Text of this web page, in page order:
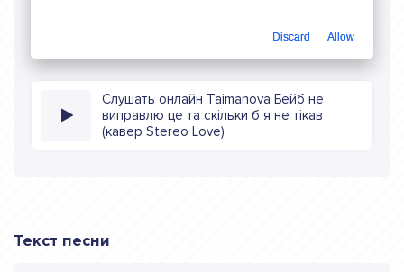
Слушать онлайн Taimanova Бейб не
виправлю це та скiльки б я не тiкав
(кавер Stereo Love)
Текст песни
Discard Allow